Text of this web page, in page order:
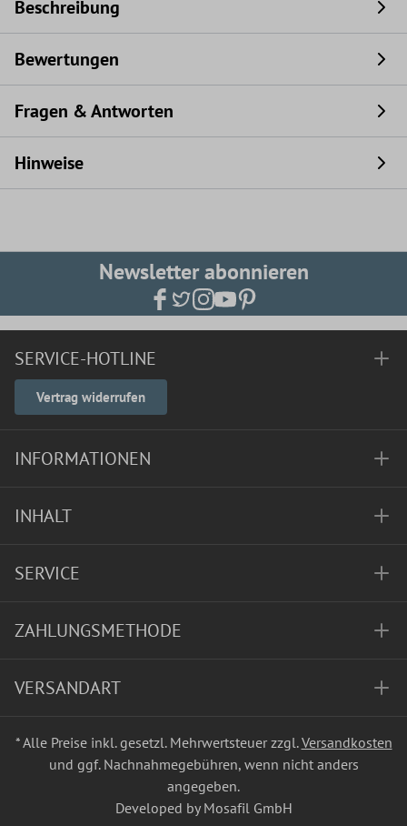
Beschreibung
Bewertungen
Fragen & Antworten
Hinweise
Newsletter abonnieren
SERVICE-HOTLINE
Vertrag widerrufen
INFORMATIONEN
INHALT
SERVICE
ZAHLUNGSMETHODE
VERSANDART
* Alle Preise inkl. gesetzl. Mehrwertsteuer zzgl.Versandkosten
und ggf. Nachnahmegebühren, wenn nicht anders
angegeben.
Developed by Mosafil GmbH